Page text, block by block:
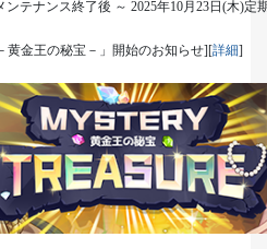
テナンス終了後 ～ 2025年10月23日(木)定
黄金王の秘宝－」開始のお知らせ][詳細]